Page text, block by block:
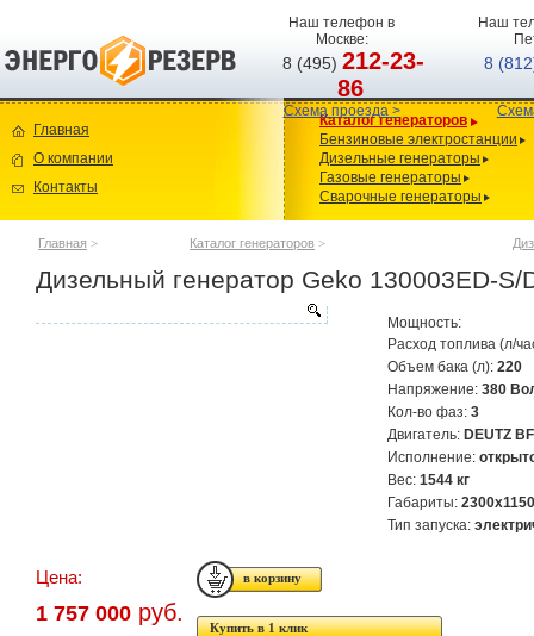
Наш телефон в
Москве:
8 (495)212-23-
86
Схема проезда >
Наш
8
Главная
О компании
Контакты
Каталог генераторов
Бензиновые электростанции
Дизельные генераторы
Газовые генераторы
Сварочные генераторы
Главная > Каталог генераторов >
Дизельный генератор Geko 130003ED-S/
Мощность:
Расход топлива (л/
Объем бака (л): 220
Напряжение: 380
Кол-во фаз: 3
Двигатель: DEUTZ
Исполнение:
Вес: 1544 кг
Габариты:
Тип запуска:
Цена:
1 757 000 руб.
Купить в 1 клик